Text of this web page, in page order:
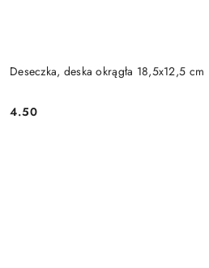
Deseczka, deska okrągła 18,5x12,5 cm
Cena:
4.50